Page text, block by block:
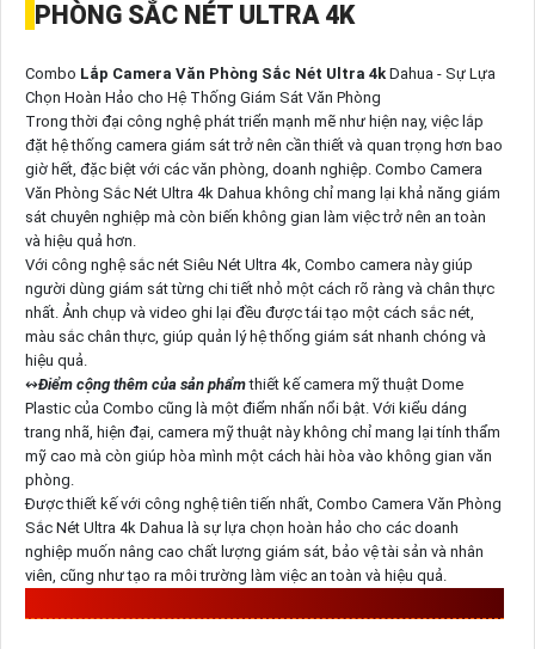
PHÒNG SẮC NÉT ULTRA 4K
Combo Lắp Camera Văn Phòng Sắc Nét Ultra 4kDahua - Sự Lựa
Chọn Hoàn Hảo cho Hệ Thống Giám Sát Văn Phòng
Trong thời đại công nghệ phát triển mạnh mẽ như hiện nay, việc lắp
đặt hệ thống camera giám sát trở nên cần thiết và quan trọng hơn bao
giờ hết, đặc biệt với các văn phòng, doanh nghiệp. Combo Camera
Văn Phòng Sắc Nét Ultra 4k Dahua không chỉ mang lại khả năng giám
sát chuyên nghiệp mà còn biến không gian làm việc trở nên an toàn
và hiệu quả hơn.
Với công nghệ sắc nét Siêu Nét Ultra 4k, Combo camera này giúp
người dùng giám sát từng chi tiết nhỏ một cách rõ ràng và chân thực
nhất. Ảnh chụp và video ghi lại đều được tái tạo một cách sắc nét,
màu sắc chân thực, giúp quản lý hệ thống giám sát nhanh chóng và
hiệu quả.
↭Điểm cộng thêm của sản phẩmthiết kế camera mỹ thuật Dome
Plastic của Combo cũng là một điểm nhấn nổi bật. Với kiểu dáng
trang nhã, hiện đại, camera mỹ thuật này không chỉ mang lại tính thẩm
mỹ cao mà còn giúp hòa mình một cách hài hòa vào không gian văn
phòng.
Được thiết kế với công nghệ tiên tiến nhất, Combo Camera Văn Phòng
Sắc Nét Ultra 4k Dahua là sự lựa chọn hoàn hảo cho các doanh
nghiệp muốn nâng cao chất lượng giám sát, bảo vệ tài sản và nhân
viên, cũng như tạo ra môi trường làm việc an toàn và hiệu quả.